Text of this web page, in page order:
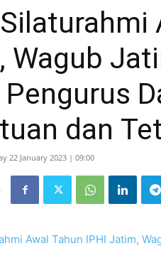
Wagub
dan
22 January 2023 | 09:00